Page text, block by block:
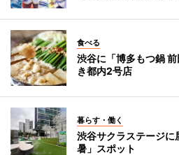
食べる
渋谷に「博多もつ鍋
き都内2号店
暮らす・働く
渋谷サクラステージに
暑」スポット